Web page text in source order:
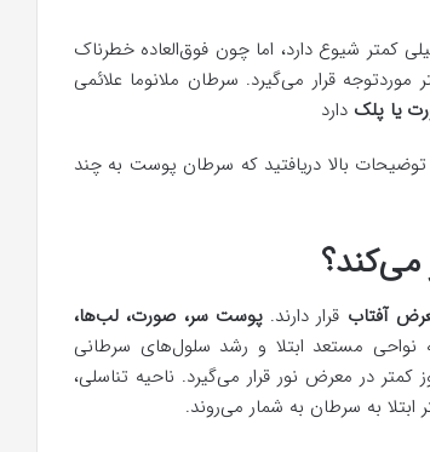
کمتر شیوع دارد، اما چون فوق‌العاده خطرناک
قرار می‌گیرد. سرطان ملانوما علائمی
یا پلک دارد
توضیحات بالا دریافتید که سرطان پوست به چند
آفتاب قرار دارند.پوست سر، صورت، لب‌ها،
نواحی مستعد ابتلا و رشد سلول‌های سرطانی
در معرض نور قرار می‌گیرد. ناحیه تناسلی،
به سرطان به شمار می‌روند.